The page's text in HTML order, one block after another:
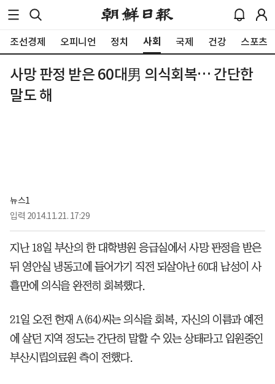
조선경제 오피니언 정치 사회 국제 건강 스포츠
사망 판정 받은 60대男 의식회복… 간단한
말도 해
뉴스1
입력 2014.11.21. 17:29
지난 18일 부산의 한 대학병원 응급실에서 사망 판정을 받은
뒤 영안실 냉동고에 들어가기 직전 되살아난 60대 남성이 사
흘만에 의식을 완전히 회복했다.
21일 오전 현재 A(64)씨는 의식을 회복, 자신의 이름과 예전
에 살던 지역 정도는 간단히 말할 수 있는 상태라고 입원중인
부산시립의료원 측이 전했다.